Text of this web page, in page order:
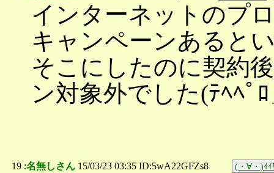
インターネットのプ
キャンペーンあると
そこにしたのに契約
ン対象外でした(ﾃﾍﾍﾟ
19 :名無しさん 15/03/23 03:35 ID:5wA22GFZs8 (・∀・)ｲ